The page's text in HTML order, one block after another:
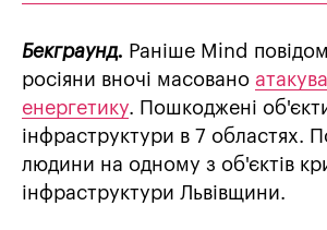
Бекграунд. Раніше Mind
росіяни вночі масовано
енергетику. Пошкоджені
інфраструктури в 7 областях.
людини на одному з об'єктів
інфраструктури Львівщини.